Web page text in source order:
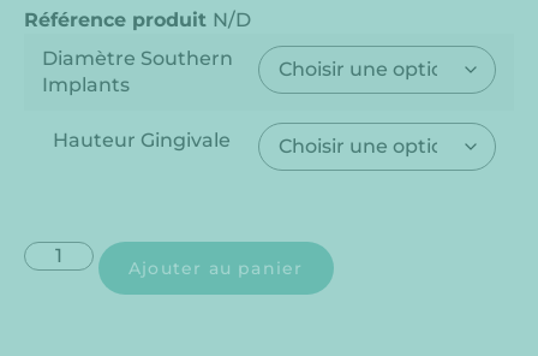
Référence produit N/D
Diamètre Southern
Implants
Hauteur Gingivale
Ajouter au panier